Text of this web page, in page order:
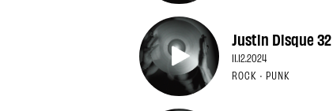
Justin Disque 32
11.12.2024
ROCK · PUNK